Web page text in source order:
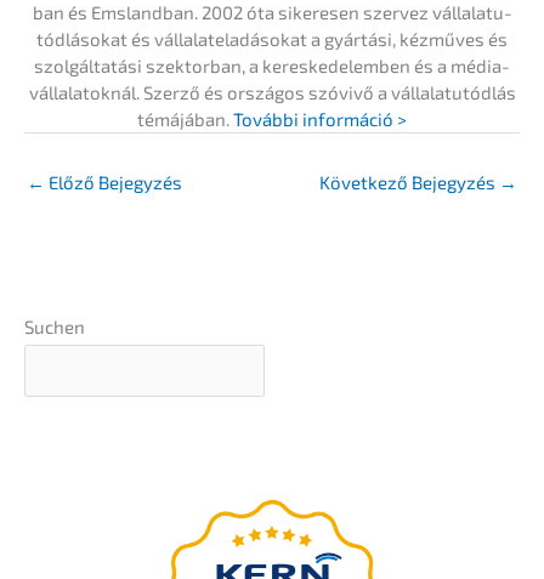
ban és Emsland­ban. 2002 óta sikere­sen szervez vállala­tu­
tód­lá­so­kat és vállal­ate­la­dá­so­kat a gyártá­si, kézmű­ves és
szolgál­ta­tá­si szektor­ban, a keres­ke­del­em­ben és a média­
vállala­to­knál. Szerző és orszá­gos szóvi­vő a vállala­tu­tód­lás
témájá­ban.Továb­bi információ >
← Előző Bejegyzés Követ­ke­ző Bejegy­zés →
Suchen
Vállala­ti érték­bec­s­lés 5
perc alatt